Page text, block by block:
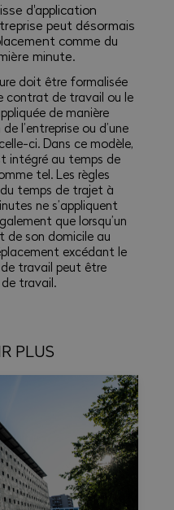
d'application
peut désormais
comme du
minute.
doit être formalisée
contrat de travail ou le
de manière
l’entreprise ou d’une
ci. Dans ce modèle,
intégré au temps de
tel. Les règles
temps de trajet à
ne s’appliquent
que lorsqu’un
de son domicile au
excédant le
travail peut être
travail.
PLUS